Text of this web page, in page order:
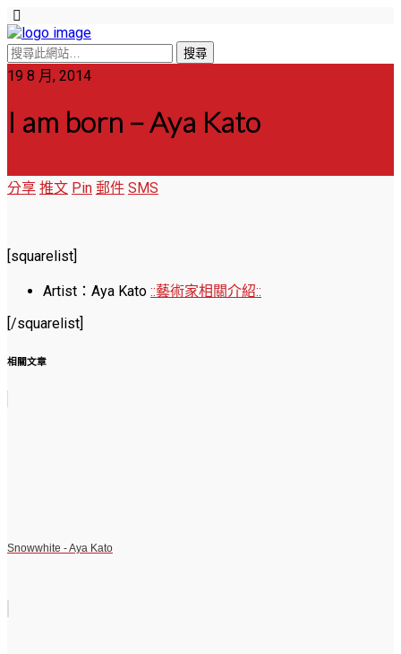
19 8 月, 2014
I am born – Aya Kato
分享 推文 Pin 郵件 SMS
[squarelist]
Artist：Aya Kato ::藝術家相關介紹::
[/squarelist]
相關文章
Snowwhite - Aya Kato